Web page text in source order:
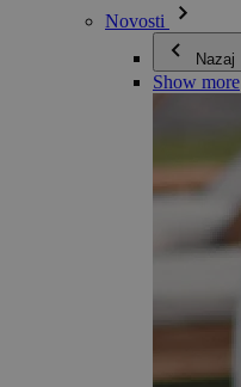
Novosti
Nazaj
Show more